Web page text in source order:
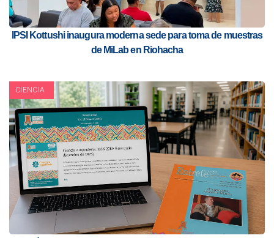
IPSI Kottushi inaugura moderna sede para toma de muestras
de MiLab en Riohacha
CIENCIA